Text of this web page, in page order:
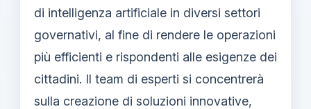
di intelligenza artificiale in diversi settori
governativi, al fine di rendere le operazioni
più efficienti e rispondenti alle esigenze dei
cittadini. Il team di esperti si concentrerà
sulla creazione di soluzioni innovative,